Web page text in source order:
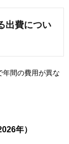
出費につい
年間の費用が異な
年）